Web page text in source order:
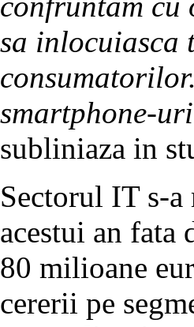
sa inlocuiasca
smartphone-
subliniaza in
Sectorul IT s-
acestui an fata
80 milioane
cererii pe